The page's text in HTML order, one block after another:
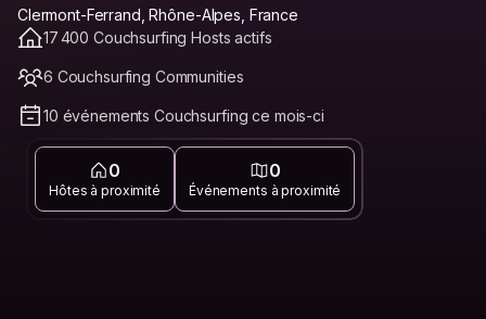
Clermont-Ferrand, Rhône-Alpes, France
17 400 Couchsurfing Hosts actifs
6 Couchsurfing Communities
10 événements Couchsurfing ce mois-ci
0
Hôtes à proximité
0
Événements à proximité